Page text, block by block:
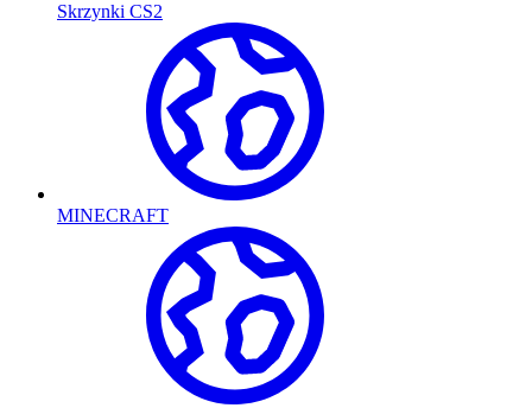
Skrzynki CS2
MINECRAFT